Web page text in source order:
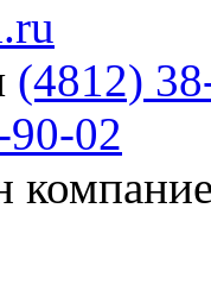
(4812)
02